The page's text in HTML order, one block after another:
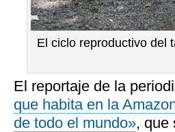
El ciclo reproductivo del
El reportaje de la
que habita en la
de todo el mundo», que